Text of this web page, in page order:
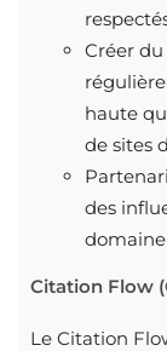
Créer
haute
de sites
des
Citation Flow
Le Citation